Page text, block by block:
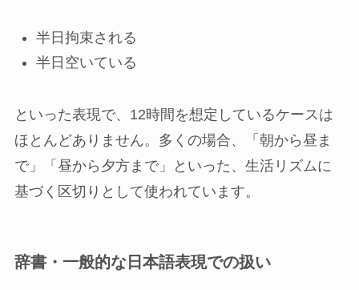
半日拘束される
半日空いている
といった表現で、12時間を想定しているケースは
ほとんどありません。多くの場合、「朝から昼ま
で」「昼から夕方まで」といった、生活リズムに
基づく区切りとして使われています。
辞書・一般的な日本語表現での扱い